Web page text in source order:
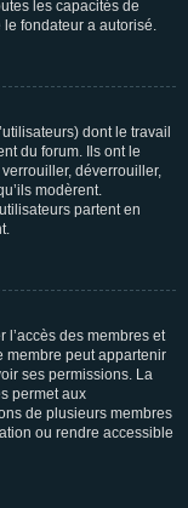
les capacités de
le fondateur a autorisé.
dont le travail
du forum. Ils ont le
déverrouiller,
modèrent.
partent en
l’accès des membres et
membre peut appartenir
ses permissions. La
permet aux
de plusieurs membres
ou rendre accessible